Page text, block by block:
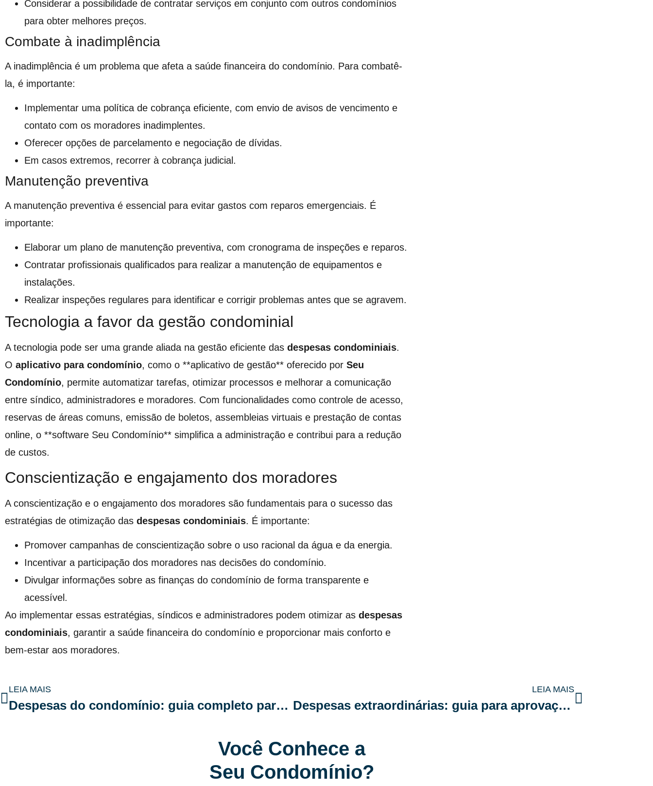
Considerar a possibilidade de contratar serviços em conjunto com outros condomínios
para obter melhores preços.
Combate à inadimplência
A inadimplência é um problema que afeta a saúde financeira do condomínio. Para combatê-
la, é importante:
Implementar uma política de cobrança eficiente, com envio de avisos de vencimento e
contato com os moradores inadimplentes.
Oferecer opções de parcelamento e negociação de dívidas.
Em casos extremos, recorrer à cobrança judicial.
Manutenção preventiva
A manutenção preventiva é essencial para evitar gastos com reparos emergenciais. É
importante:
Elaborar um plano de manutenção preventiva, com cronograma de inspeções e reparos.
Contratar profissionais qualificados para realizar a manutenção de equipamentos e
instalações.
Realizar inspeções regulares para identificar e corrigir problemas antes que se agravem.
Tecnologia a favor da gestão condominial
A tecnologia pode ser uma grande aliada na gestão eficiente das despesas condominiais.
O aplicativo para condomínio, como o **aplicativo de gestão** oferecido por Seu
Condomínio, permite automatizar tarefas, otimizar processos e melhorar a comunicação
entre síndico, administradores e moradores. Com funcionalidades como controle de acesso,
reservas de áreas comuns, emissão de boletos, assembleias virtuais e prestação de contas
online, o **software Seu Condomínio** simplifica a administração e contribui para a redução
de custos.
Conscientização e engajamento dos moradores
A conscientização e o engajamento dos moradores são fundamentais para o sucesso das
estratégias de otimização das despesas condominiais. É importante:
Promover campanhas de conscientização sobre o uso racional da água e da energia.
Incentivar a participação dos moradores nas decisões do condomínio.
Divulgar informações sobre as finanças do condomínio de forma transparente e
acessível.
Ao implementar essas estratégias, síndicos e administradores podem otimizar as despesas
condominiais, garantir a saúde financeira do condomínio e proporcionar mais conforto e
bem-estar aos moradores.
LEIA MAIS
Despesas do condomínio: guia completo para síndicos
LEIA MAIS
Despesas extraordinárias: guia para aprovação em condomínios
Você Conhece a
Seu Condomínio?